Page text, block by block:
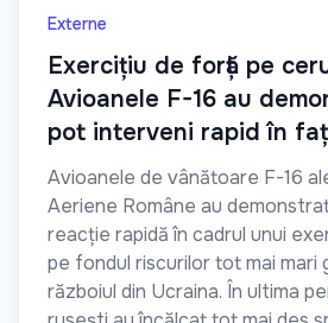
Externe
Exercițiu de forță pe
Avioanele F-16 au
pot interveni rapid în
Avioanele de vânătoare F-16
Aeriene Române au
reacție rapidă în cadrul unui
pe fondul riscurilor tot mai mari
războiul din Ucraina. În ultima